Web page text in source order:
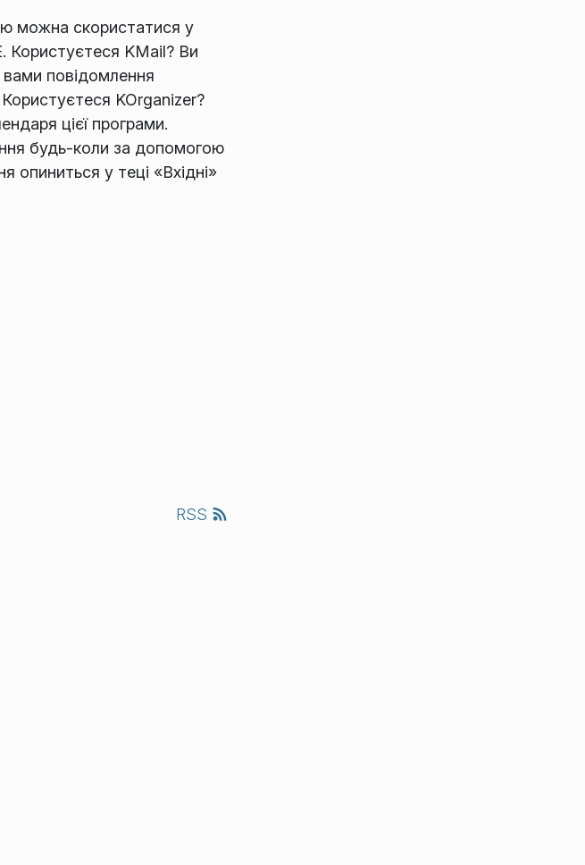
можна скористатися у
Користуєтеся KMail? Ви
повідомлення
Користуєтеся KOrganizer?
цієї програми.
будь-коли за допомогою
опиниться у теці «Вхідні»
RSS